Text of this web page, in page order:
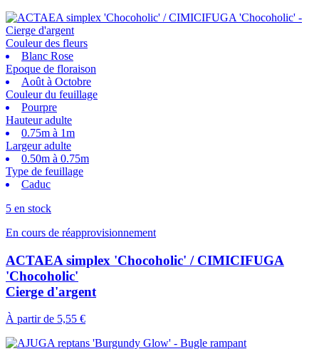
Couleur des fleurs
Blanc Rose
Epoque de floraison
Août à Octobre
Couleur du feuillage
Pourpre
Hauteur adulte
0.75m à 1m
Largeur adulte
0.50m à 0.75m
Type de feuillage
Caduc
5 en stock
En cours de réapprovisionnement
ACTAEA simplex 'Chocoholic' / CIMICIFUGA
'Chocoholic'
Cierge d'argent
À partir de 5,55 €